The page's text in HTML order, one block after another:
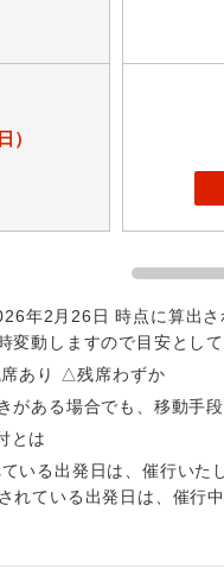
）
年2月26日 時点に算出さ
変動しますので目安とし
あり △残席わずか
がある場合でも、移動手
とは
いる出発日は、催行いた
れている出発日は、催行
旅行代金に、
このツアーは
※リクエスト受付
アイ
バスガイ